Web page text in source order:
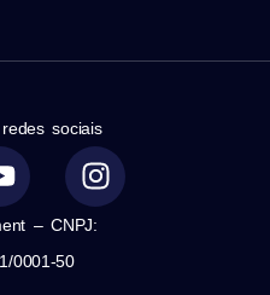
sociais
– CNPJ:
0001-50